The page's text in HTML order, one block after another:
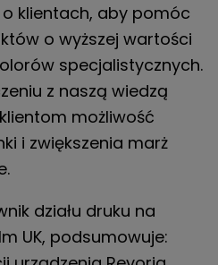
klientach, aby pomóc
o wyższej wartości
specjalistycznych.
z naszą wiedzą
możliwość
i zwiększenia marż
działu druku na
UK, podsumowuje: